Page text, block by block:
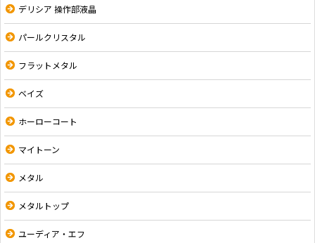
デリシア 操作部液晶
パールクリスタル
フラットメタル
ベイズ
ホーローコート
マイトーン
メタル
メタルトップ
ユーディア・エフ